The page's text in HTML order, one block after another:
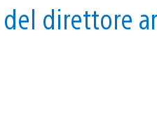
direttore